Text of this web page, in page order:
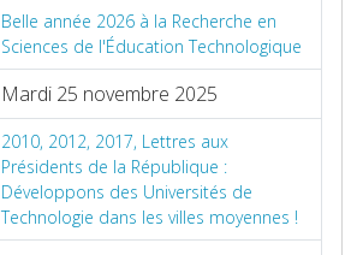
Belle année 2026 à la Recherche en
Sciences de l'Éducation Technologique
Mardi 25 novembre 2025
2010, 2012, 2017, Lettres aux
Présidents de la République :
Développons des Universités de
Technologie dans les villes moyennes !